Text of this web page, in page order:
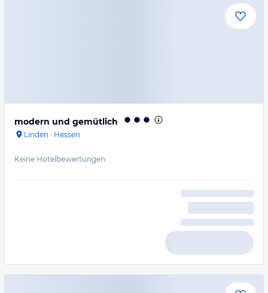
modern und gemütlich
Linden · Hessen
Keine Hotelbewertungen